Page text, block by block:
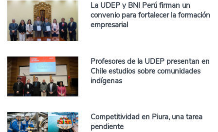
La UDEP y BNI Perú firman un
convenio para fortalecer la formación
empresarial
Profesores de la UDEP presentan en
Chile estudios sobre comunidades
indígenas
Competitividad en Piura, una tarea
pendiente